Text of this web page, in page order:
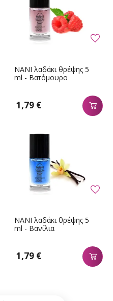
NANI λαδάκι θρέψης 5
ml - Βατόμουρο
1,79 €
NANI λαδάκι θρέψης 5
ml - Βανίλια
1,79 €